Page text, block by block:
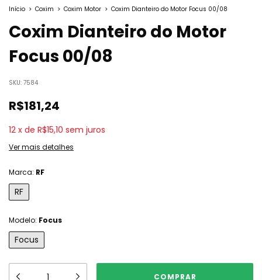
Início > Coxim > Coxim Motor > Coxim Dianteiro do Motor Focus 00/08
Coxim Dianteiro do Motor
Focus 00/08
SKU: 7584
R$181,24
12 x de R$15,10 sem juros
Ver mais detalhes
Marca: RF
RF
Modelo: Focus
Focus